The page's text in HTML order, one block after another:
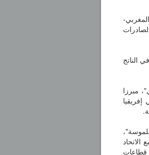
الصادرات
الناتج
مبرزا
الاتحاد
قطاعات